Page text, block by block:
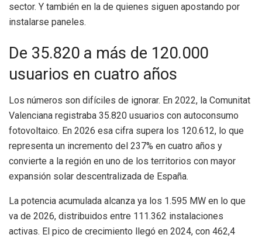
sector. Y también en la de quienes siguen apostando por
instalarse paneles.
De 35.820 a más de 120.000
usuarios en cuatro años
Los números son difíciles de ignorar. En 2022, la Comunitat
Valenciana registraba 35.820 usuarios con autoconsumo
fotovoltaico. En 2026 esa cifra supera los 120.612, lo que
representa un incremento del 237% en cuatro años y
convierte a la región en uno de los territorios con mayor
expansión solar descentralizada de España.
La potencia acumulada alcanza ya los 1.595 MW en lo que
va de 2026, distribuidos entre 111.362 instalaciones
activas. El pico de crecimiento llegó en 2024, con 462,4